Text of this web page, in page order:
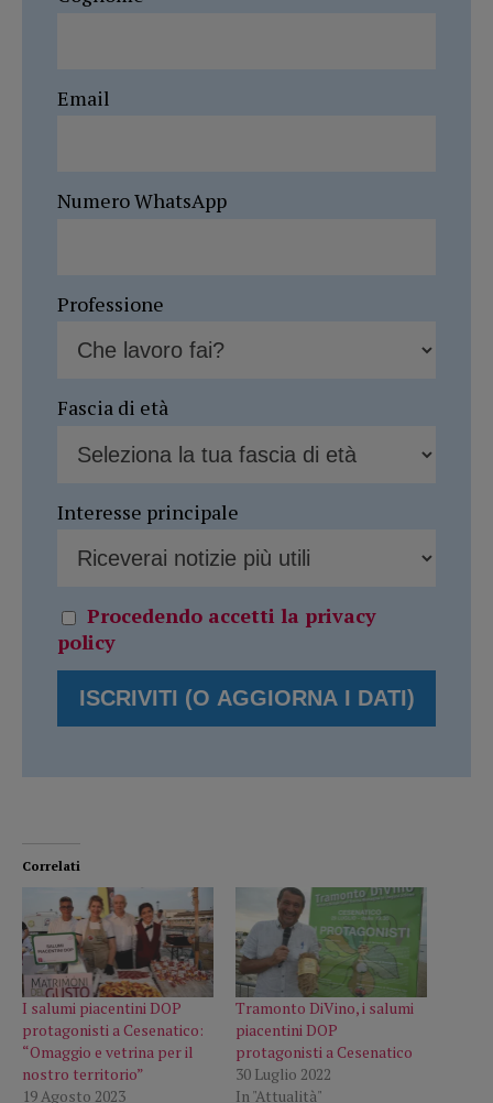
Email
Numero WhatsApp
Professione
Fascia di età
Interesse principale
Procedendo accetti la privacy
policy
Correlati
I salumi piacentini DOP
protagonisti a Cesenatico:
“Omaggio e vetrina per il
nostro territorio”
19 Agosto 2023
Tramonto DiVino, i salumi
piacentini DOP
protagonisti a Cesenatico
30 Luglio 2022
In "Attualità"